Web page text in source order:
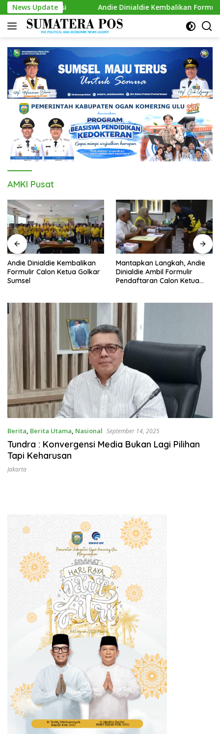
Skip
to
content
News Update
Kursi Andie Dinialdie Kembalikan Formulir Calon
AMKI Pusat
Andie Dinialdie Kembalikan
Formulir Calon Ketua Golkar
Sumsel
Mantapkan Langkah, Andie
Dinialdie Ambil Formulir
Pendaftaran Calon Ketua
Berita, Berita Utama, Nasional September 14, 2025
Tundra : Konvergensi Media Bukan Lagi Pilihan
Tapi Keharusan
Jakarta